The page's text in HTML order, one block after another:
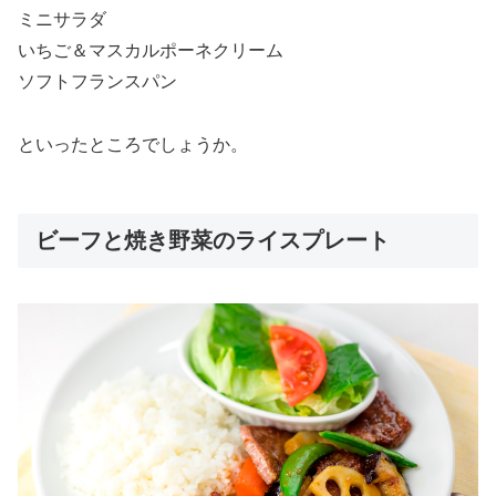
ミニサラダ
いちご＆マスカルポーネクリーム
ソフトフランスパン
といったところでしょうか。
ビーフと焼き野菜のライスプレート